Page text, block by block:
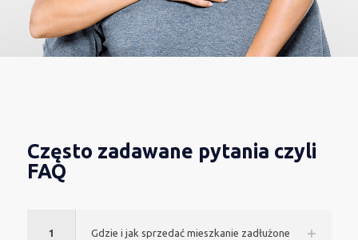
Często zadawane pytania czyli
FAQ
1
Gdzie i jak sprzedać mieszkanie zadłużone